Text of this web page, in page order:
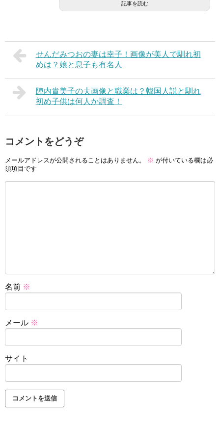
記事を読む
せんだみつおの妻は幸子！画像が美人で馴れ初
めは？娘と息子も有名人
陣内貴美子の夫画像と職業は？韓国人説と馴れ
初め子供は何人か調査！
コメントをどうぞ
メールアドレスが公開されることはありません。 ※ が付いている欄は必
須項目です
名前 ※
メール ※
サイト